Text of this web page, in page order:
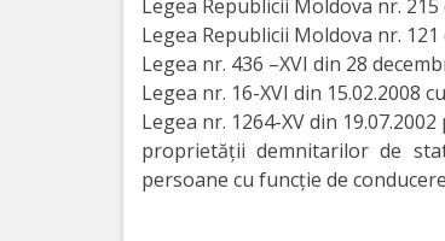
Transparență
Proiecte
Legea Republicii Moldova nr.
Legea Republicii Moldova nr.
Legea nr. 436 –XVI din 28
Legea nr. 16-XVI din 15.02.2008
Legea nr. 1264-XV din
proprietăţii demnitarilor de
persoane cu funcţie de